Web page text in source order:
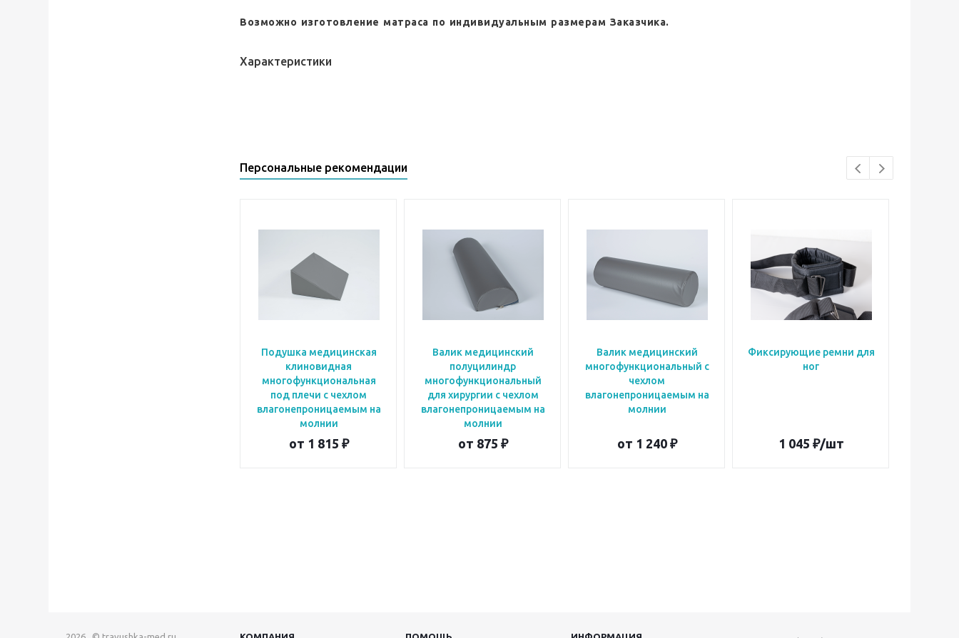
Возможно изготовление матраса по индивидуальным размерам Заказчика.
Характеристики
Персональные рекомендации
Подушка медицинская
клиновидная
многофункциональная
под плечи с чехлом
влагонепроницаемым на
молнии
от 1 815 ₽
Валик медицинский
полуцилиндр
многофункциональный
для хирургии с чехлом
влагонепроницаемым на
молнии
от 875 ₽
Валик медицинский
многофункциональный с
чехлом
влагонепроницаемым на
молнии
от 1 240 ₽
Фиксирующие ремни для
ног
1 045 ₽/шт